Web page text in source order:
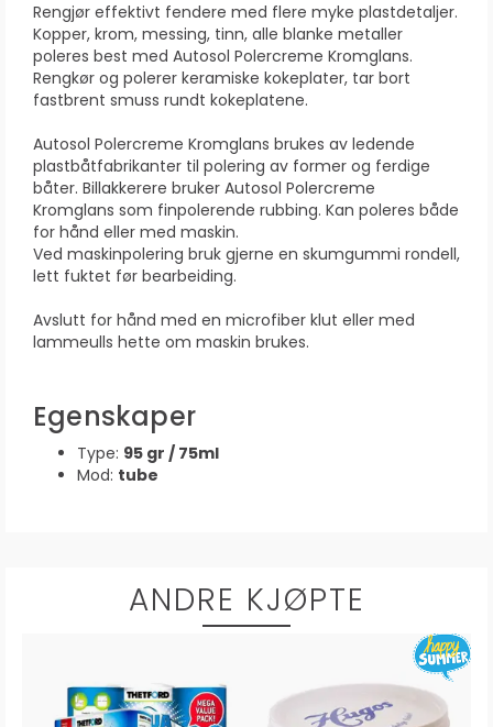
Rengjør effektivt fendere med flere myke plastdetaljer.
Kopper, krom, messing, tinn, alle blanke metaller
poleres best med Autosol Polercreme Kromglans.
Rengkør og polerer keramiske kokeplater, tar bort
fastbrent smuss rundt kokeplatene.
Autosol Polercreme Kromglans brukes av ledende
plastbåtfabrikanter til polering av former og ferdige
båter. Billakkerere bruker Autosol Polercreme
Kromglans som finpolerende rubbing. Kan poleres både
for hånd eller med maskin.
Ved maskinpolering bruk gjerne en skumgummi rondell,
lett fuktet før bearbeiding.
Avslutt for hånd med en microfiber klut eller med
lammeulls hette om maskin brukes.
Egenskaper
Type: 95 gr / 75ml
Mod: tube
ANDRE KJØPTE